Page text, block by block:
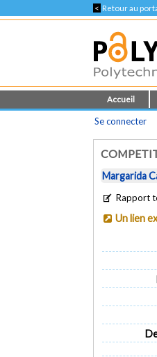
< Retour au
Accueil
Se connecter
Margarida
Rapport
Un lien